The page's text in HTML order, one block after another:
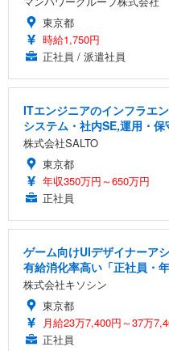
東京都
時給1,750円
正社員 / 派遣社員
ITエンジニアのインフラエ
システム・社内SE,運用・
株式会社SALTO
東京都
年収350万円～650万円
正社員
ゲーム向けUIデザイナーア
有給消化率高い「正社員・
株式会社キソシン
東京都
月給23万7,400円～37万
正社員